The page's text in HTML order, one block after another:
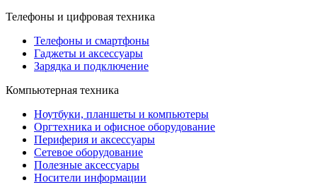
Телефоны и цифровая техника
Телефоны и смартфоны
Гаджеты и аксессуары
Зарядка и подключение
Компьютерная техника
Ноутбуки, планшеты и компьютеры
Оргтехника и офисное оборудование
Периферия и аксессуары
Cетевое оборудование
Полезные аксессуары
Носители информации